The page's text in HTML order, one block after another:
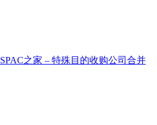
SPAC之家 – 特殊目的收购公司合并